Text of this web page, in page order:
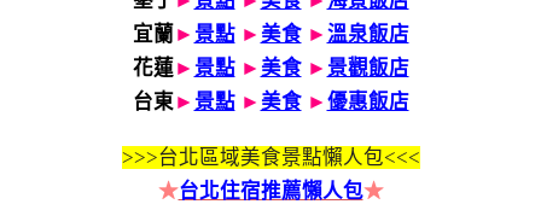
宜蘭 ► 景點 ► 美食► 溫泉飯店
花蓮► 景點 ► 美食► 景觀飯店
台東► 景點 ► 美食► 優惠飯店
>>>台北區域美食景點懶人包<<<
★台北住宿推薦懶人包★